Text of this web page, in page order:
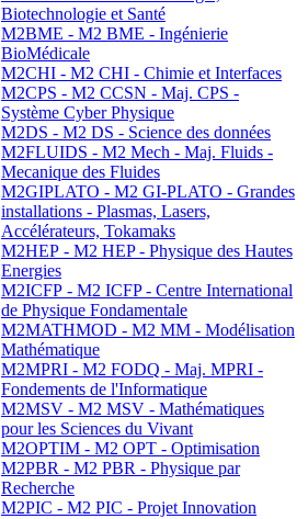
Biotechnologie et Santé
M2BME - M2 BME - Ingénierie
BioMédicale
M2CHI - M2 CHI - Chimie et Interfaces
M2CPS - M2 CCSN - Maj. CPS -
Système Cyber Physique
M2DS - M2 DS - Science des données
M2FLUIDS - M2 Mech - Maj. Fluids -
Mecanique des Fluides
M2GIPLATO - M2 GI-PLATO - Grandes
installations - Plasmas, Lasers,
Accélérateurs, Tokamaks
M2HEP - M2 HEP - Physique des Hautes
Energies
M2ICFP - M2 ICFP - Centre International
de Physique Fondamentale
M2MATHMOD - M2 MM - Modélisation
Mathématique
M2MPRI - M2 FODQ - Maj. MPRI -
Fondements de l'Informatique
M2MSV - M2 MSV - Mathématiques
pour les Sciences du Vivant
M2OPTIM - M2 OPT - Optimisation
M2PBR - M2 PBR - Physique par
Recherche
M2PIC - M2 PIC - Projet Innovation